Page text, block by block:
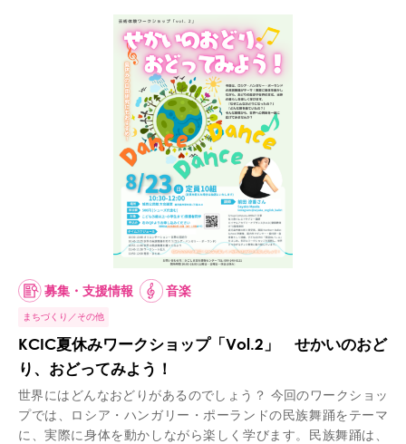
募集・支援情報 音楽
まちづくり その他
KCIC夏休みワークショップ「Vol.2」 せかいのおど
り、おどってみよう！
世界にはどんなおどりがあるのでしょう？ 今回のワークショッ
プでは、ロシア・ハンガリー・ポーランドの民族舞踊をテーマ
に、実際に身体を動かしながら楽しく学びます。民族舞踊は、